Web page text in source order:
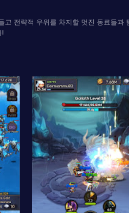
전략적 우위를 차지할 멋진 동료들과
!